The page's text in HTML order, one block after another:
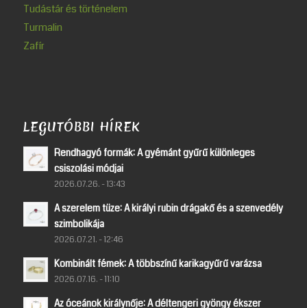
Tudástár és történelem
Turmalin
Zafír
LEGUTÓBBI HÍREK
Rendhagyó formák: A gyémánt gyűrű különleges
csiszolási módjai
2026.07.26. - 13:43
A szerelem tüze: A királyi rubin drágakő és a szenvedély
szimbolikája
2026.07.21. - 12:46
Kombinált fémek: A többszínű karikagyűrű varázsa
2026.07.16. - 11:10
Az óceánok királynője: A déltengeri gyöngy ékszer